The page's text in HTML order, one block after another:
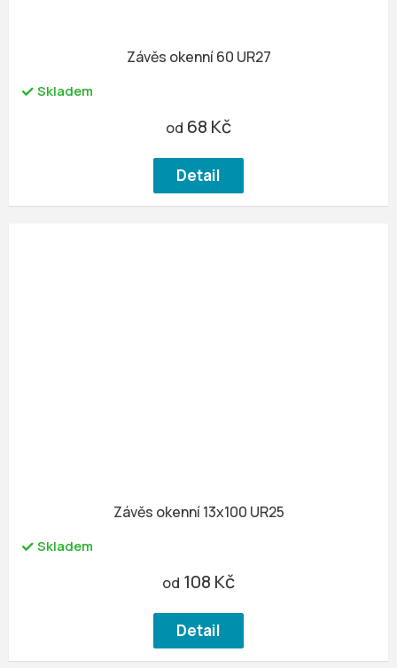
Závěs okenní 60 UR27
Skladem
od 68 Kč
Detail
Závěs okenní 13x100 UR25
Skladem
od 108 Kč
Detail